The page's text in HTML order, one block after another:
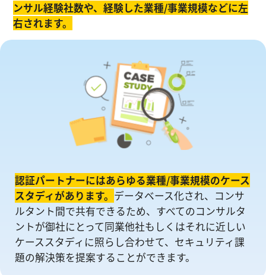
ンサル経験社数や、経験した業種/事業規模などに左
右されます。
認証パートナーにはあらゆる業種/事業規模のケース
スタディがあります。 データベース化され、コンサ
ルタント間で共有できるため、すべてのコンサルタ
ントが御社にとって同業他社もしくはそれに近しい
ケーススタディに照らし合わせて、セキュリティ課
題の解決策を提案することができます。